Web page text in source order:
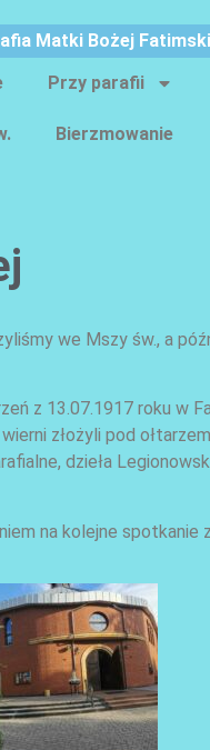
Matki Bożej
Przy parafii
Bierzmowanie
we Mszy św., a
z 13.07.1917 roku w
złożyli pod
dzieła
na kolejne spotkanie